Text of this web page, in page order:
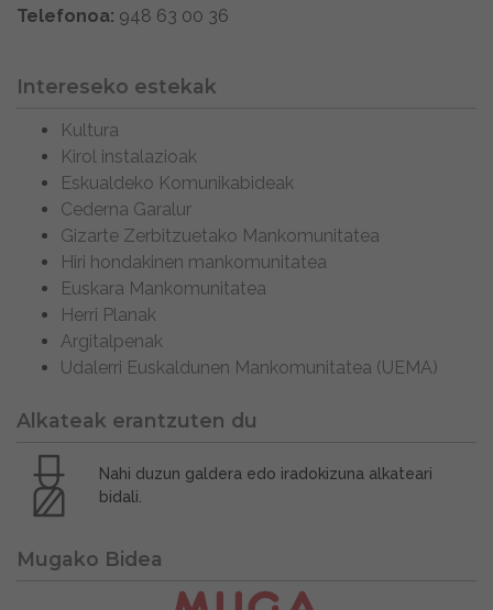
Telefonoa: 948 63 00 36
Intereseko estekak
Kultura
Kirol instalazioak
Eskualdeko Komunikabideak
Cederna Garalur
Gizarte Zerbitzuetako Mankomunitatea
Hiri hondakinen mankomunitatea
Euskara Mankomunitatea
Herri Planak
Argitalpenak
Udalerri Euskaldunen Mankomunitatea (UEMA)
Alkateak erantzuten du
Nahi duzun galdera edo iradokizuna alkateari
bidali.
Mugako Bidea